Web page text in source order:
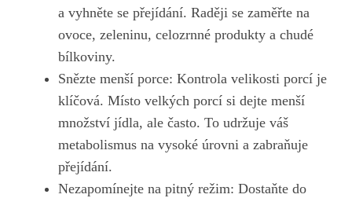
a vyhněte se přejídání. Raději se zaměřte ​na
ovoce, zeleninu, celozrnné produkty a‍ chudé
bílkoviny.
Snězte menší porce: Kontrola velikosti​ porcí je
klíčová. Místo velkých porcí⁢ si dejte ‌menší
množství⁢ jídla, ale často. To udržuje váš
‍metabolismus ‍na vysoké úrovni a zabraňuje
přejídání.
Nezapomínejte​ na pitný režim: Dostaňte do